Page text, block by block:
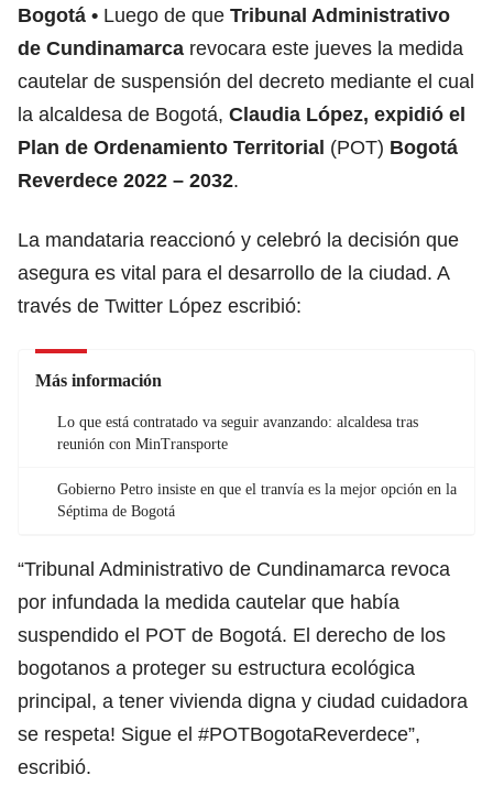
Bogotá Luego de que Tribunal Administrativo
de Cundinamarca revocara este jueves la medida
cautelar de suspensión del decreto mediante el cual
la alcaldesa de Bogotá, Claudia López, expidió el
Plan de Ordenamiento Territorial (POT) Bogotá
Reverdece 2022 – 2032.
La mandataria reaccionó y celebró la decisión que
asegura es vital para el desarrollo de la ciudad. A
través de Twitter López escribió:
Más información
Lo que está contratado va seguir avanzando: alcaldesa tras
reunión con MinTransporte
Gobierno Petro insiste en que el tranvía es la mejor opción en la
Séptima de Bogotá
“Tribunal Administrativo de Cundinamarca revoca
por infundada la medida cautelar que había
suspendido el POT de Bogotá. El derecho de los
bogotanos a proteger su estructura ecológica
principal, a tener vivienda digna y ciudad cuidadora
se respeta! Sigue el #POTBogotaReverdece”,
escribió.